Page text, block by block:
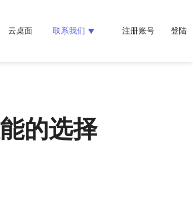
云桌面 联系我们 注册账号 登陆
的选择